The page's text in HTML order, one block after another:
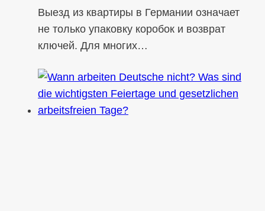
Выезд из квартиры в Германии означает
не только упаковку коробок и возврат
ключей. Для многих…